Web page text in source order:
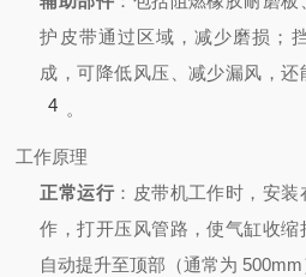
护皮带通过区域，减少磨损；
成，可降低风压、减少漏风，
4 。
工作原理
正常运行：皮带机工作时，安
作，打开压风管路，使气缸收
自动提升至顶部（通常为